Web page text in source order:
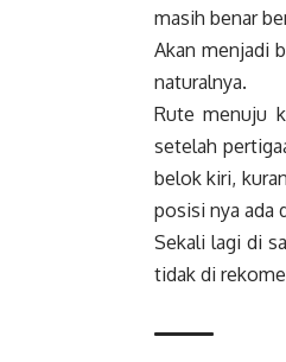
masih benar
Akan menjadi
naturalnya.
Rute menuju
setelah
belok kiri,
posisi nya ada
Sekali lagi di
tidak di